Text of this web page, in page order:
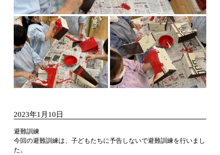
2023年1月10日
避難訓練
今回の避難訓練は、子どもたちに予告しないで避難訓練を行いまし
た。